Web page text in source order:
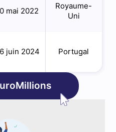
mai 2022
Royaume-
Uni
juin 2024 Portugal